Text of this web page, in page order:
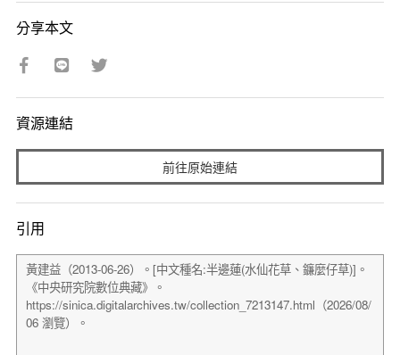
分享本文
資源連結
前往原始連結
引用